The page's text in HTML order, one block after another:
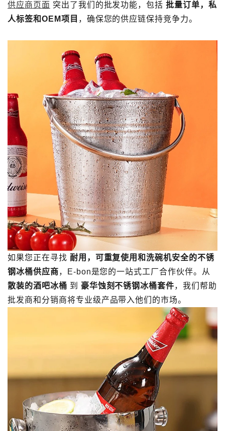
供应商页面 突出了我们的批发功能，包括批量订单，私
人标签和OEM项目 ，确保您的供应链保持竞争力。
如果您正在寻找 耐用，可重复使用和洗碗机安全的不锈
钢冰桶供应商，E-bon是您的一站式工厂合作伙伴。从
散装的酒吧冰桶 到 豪华蚀刻不锈钢冰桶套件，我们帮助
批发商和分销商将专业级产品带入他们的市场。